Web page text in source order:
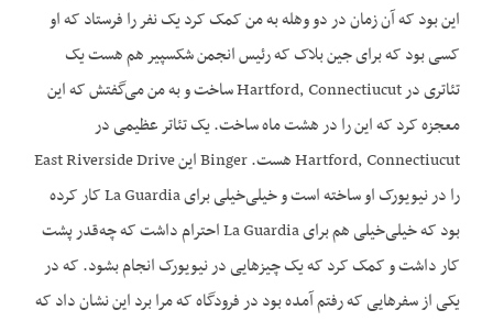
این بود که آن زمان در دو وهله به من کمک کرد یک نفر را فرستاد که او
کسی بود که برای جین بلاک که رئیس انجمن شکسپیر هم هست یک
تئاتری در Hartford, Connectiucut ساخت و به من می‌گفتش که این
معجزه کرد که این را در هشت ماه ساخت. یک تئاتر عظیمی در
Hartford, Connectiucut هست. Binger این East Riverside Drive
را در نیویورک او ساخته است و خیلی‌خیلی برای La Guardia کار کرده
بود که خیلی‌خیلی هم برای La Guardia احترام داشت که چه‌قدر پشت
کار داشت و کمک کرد که یک چیزهایی در نیویورک انجام بشود. که در
یکی از سفرهایی که رفتم آمده بود در فرودگاه که مرا برد این نشان داد که